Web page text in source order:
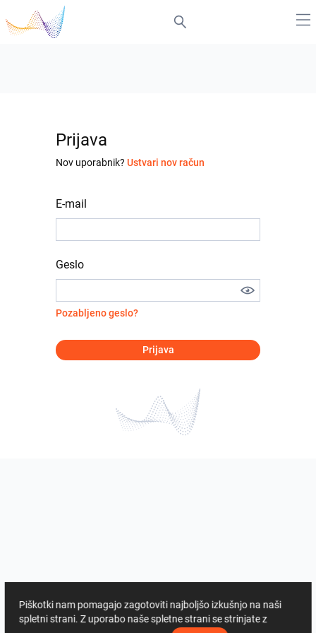
Prijava
Nov uporabnik? Ustvari nov račun
E-mail
Geslo
Pozabljeno geslo?
Prijava
Piškotki nam pomagajo zagotoviti najboljšo izkušnjo na naši
spletni strani. Z uporabo naše spletne strani se strinjate z